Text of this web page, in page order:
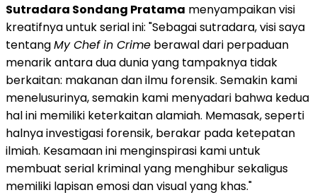
Sutradara Sondang Pratama menyampaikan visi
kreatifnya untuk serial ini: "Sebagai sutradara, visi saya
tentangMy Chef in Crime berawal dari perpaduan
menarik antara dua dunia yang tampaknya tidak
berkaitan: makanan dan ilmu forensik. Semakin kami
menelusurinya, semakin kami menyadari bahwa kedua
hal ini memiliki keterkaitan alamiah. Memasak, seperti
halnya investigasi forensik, berakar pada ketepatan
ilmiah. Kesamaan ini menginspirasi kami untuk
membuat serial kriminal yang menghibur sekaligus
memiliki lapisan emosi dan visual yang khas."